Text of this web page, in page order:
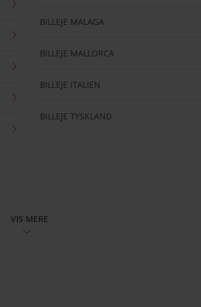
BILLEJE MALAGA
BILLEJE MALLORCA
BILLEJE ITALIEN
BILLEJE TYSKLAND
VIS MERE